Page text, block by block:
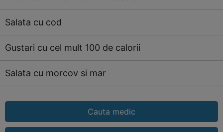
Salata cu cod
Gustari cu cel mult 100 de calorii
Salata cu morcov si mar
Cauta medic